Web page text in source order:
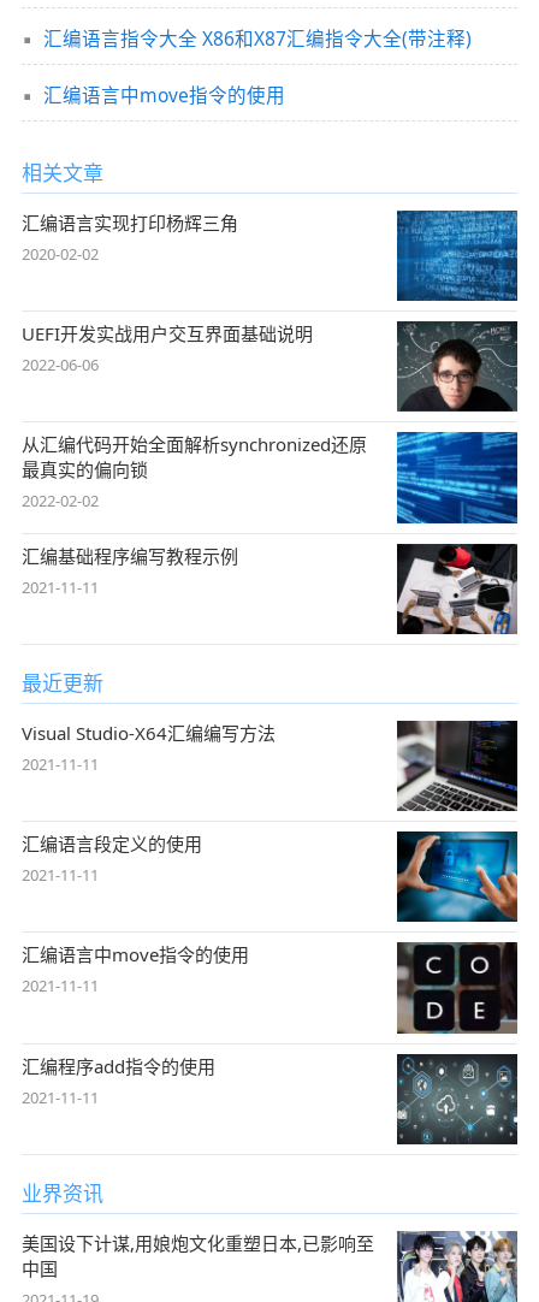
汇编语言指令大全 X86和X87汇编指令大全(带注释)
汇编语言中move指令的使用
相关文章
汇编语言实现打印杨辉三角
2020-02-02
UEFI开发实战用户交互界面基础说明
2022-06-06
从汇编代码开始全面解析synchronized还原
最真实的偏向锁
2022-02-02
汇编基础程序编写教程示例
2021-11-11
最近更新
Visual Studio-X64汇编编写方法
2021-11-11
汇编语言段定义的使用
2021-11-11
汇编语言中move指令的使用
2021-11-11
汇编程序add指令的使用
2021-11-11
业界资讯
美国设下计谋,用娘炮文化重塑日本,已影响至
中国